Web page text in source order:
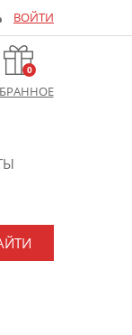
ВОЙТИ
0